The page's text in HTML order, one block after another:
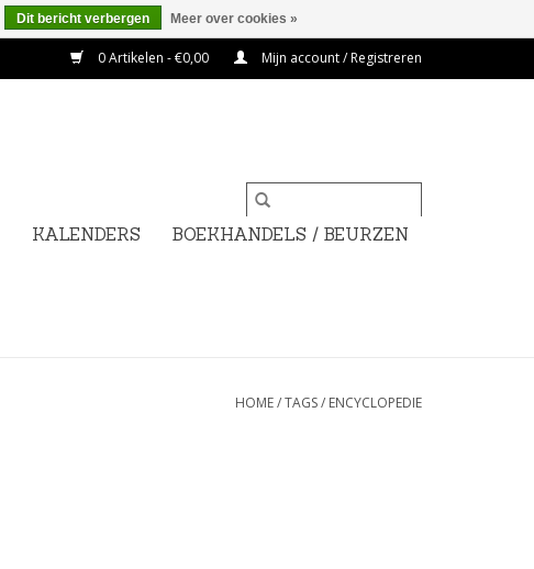
0 Artikelen - €0,00 Mijn account / Registreren
KALENDERS BOEKHANDELS / BEURZEN
HOME/TAGS/ ENCYCLOPEDIE
Dit bericht verbergen Meer over cookies »